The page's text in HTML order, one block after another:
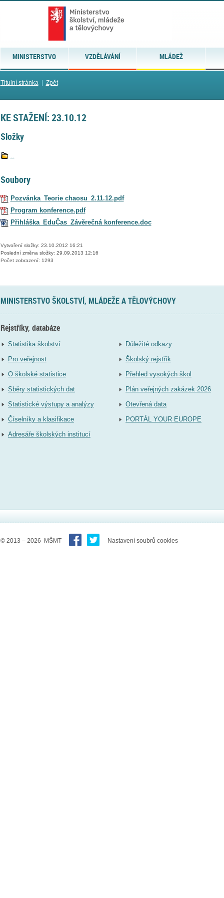
MINISTERSTVO VZDĚLÁVÁNÍ MLÁDEŽ
Titulní stránka| Zpět
KE STAŽENÍ: 23.10.12
Složky
..
Soubory
Pozvánka_Teorie chaosu_2.11.12.pdf
Program konference.pdf
Přihláška_EduČas_Závěrečná konference.doc
Vytvoření složky: 23.10.2012 16:21
Poslední změna složky: 29.09.2013 12:16
Počet zobrazení: 1293
MINISTERSTVO ŠKOLSTVÍ, MLÁDEŽE A TĚLOVÝCHOVY
Rejstříky, databáze
Statistika školství
Pro veřejnost
O školské statistice
Sběry statistických dat
Statistické výstupy a analýzy
Číselníky a klasifikace
Adresáře školských institucí
Důležité odkazy
Školský rejstřík
Přehled vysokých škol
Plán veřejných zakázek 2026
Otevřená data
PORTÁL YOUR EUROPE
© 2013 – 2026 MŠMT Nastavení soubrů cookies